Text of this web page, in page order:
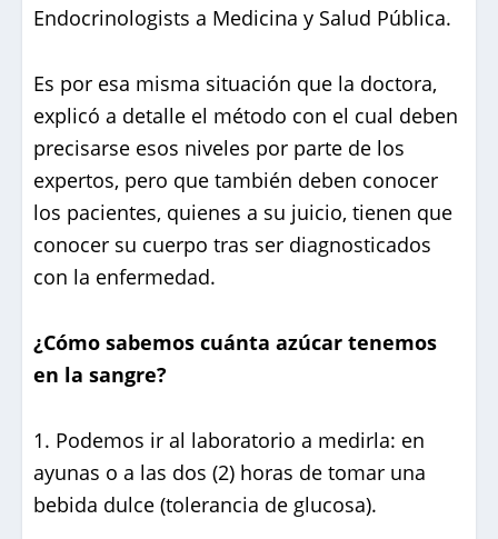
Endocrinologists a Medicina y Salud Pública.
Es por esa misma situación que la doctora,
explicó a detalle el método con el cual deben
precisarse esos niveles por parte de los
expertos, pero que también deben conocer
los pacientes, quienes a su juicio, tienen que
conocer su cuerpo tras ser diagnosticados
con la enfermedad.
¿Cómo sabemos cuánta azúcar tenemos
en la sangre?
1. Podemos ir al laboratorio a medirla: en
ayunas o a las dos (2) horas de tomar una
bebida dulce (tolerancia de glucosa).